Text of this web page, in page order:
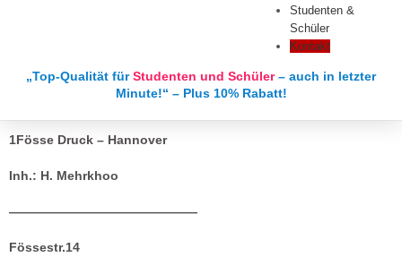
Studenten &
Schüler
Kontakt
„Top-Qualität fürStudenten und Schüler– auch in letzter
Minute!“ – Plus 10% Rabatt!
1Fösse Druck – Hannover
Inh.: H. Mehrkhoo
———————————————
Fössestr.14